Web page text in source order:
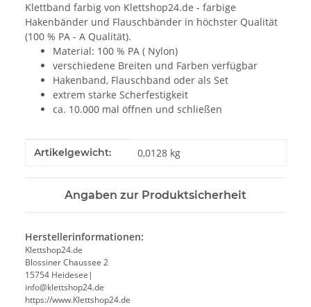
Klettband farbig von Klettshop24.de - farbige
Hakenbänder und Flauschbänder in höchster Qualität
(100 % PA - A Qualität).
Material: 100 % PA ( Nylon)
verschiedene Breiten und Farben verfügbar
Hakenband, Flauschband oder als Set
extrem starke Scherfestigkeit
ca. 10.000 mal öffnen und schließen
Produkteigenschaft
Wert
Artikelgewicht: 0,0128 kg
Angaben zur Produktsicherheit
Herstellerinformationen:
Klettshop24.de
Blossiner Chaussee 2
15754 Heidesee|
info@klettshop24.de
https://www.Klettshop24.de